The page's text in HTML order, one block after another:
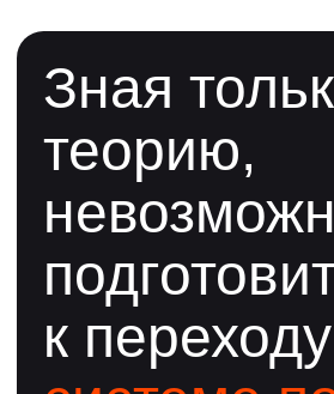
УЗНАТЬ ПОДРОБНЕЕ
Заранее начать
внедрение
ЭТрН — занять
выгодную